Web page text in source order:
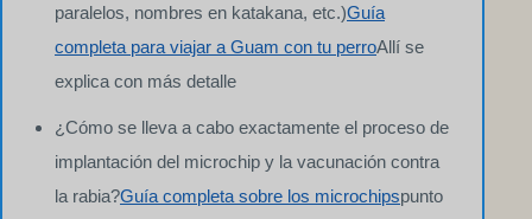
paralelos, nombres en katakana, etc.)Guía
completa para viajar a Guam con tu perroAllí se
explica con más detalle
¿Cómo se lleva a cabo exactamente el proceso de
implantación del microchip y la vacunación contra
la rabia?Guía completa sobre los microchipspunto